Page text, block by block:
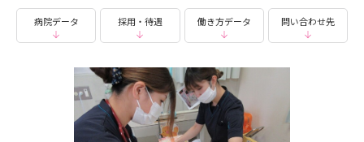
病院データ 採用・待遇 働き方データ 問い合わせ先